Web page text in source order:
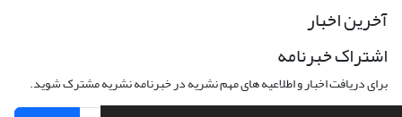
آخرین اخبار
اشتراک خبرنامه
برای دریافت اخبار و اطلاعیه های مهم نشریه در خبرنامه نشریه مشترک شوید.